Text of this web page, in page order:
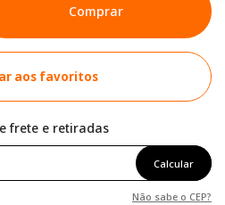
Comprar
aos favoritos
frete e retiradas
Calcular
Não sabe o CEP?